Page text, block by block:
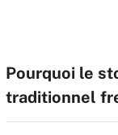
Pourquoi le
traditionnel